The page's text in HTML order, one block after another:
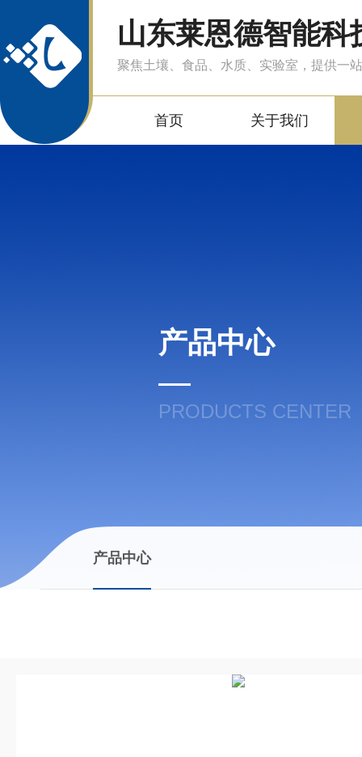
山东莱恩德智能科
聚焦土壤、食品、水质、实验室，提供一
首页 关于我们
产品中心
PRODUCTS CENTER
产品中心